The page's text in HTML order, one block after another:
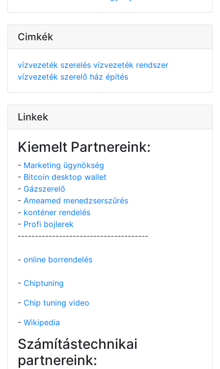
Cimkék
vízvezeték szerelés vízvezeték rendszer
vízvezeték szerelő ház építés
Linkek
Kiemelt Partnereink:
- Marketing ügynökség
- Bitcoin desktop wallet
- Gázszerelő
- Ameamed menedzserszűrés
- konténer rendelés
- Profi bojlerek
--------------------------------------
- online borrendelés
- Chiptuning
- Chip tuning video
- Wikipedia
Számítástechnikai
partnereink: